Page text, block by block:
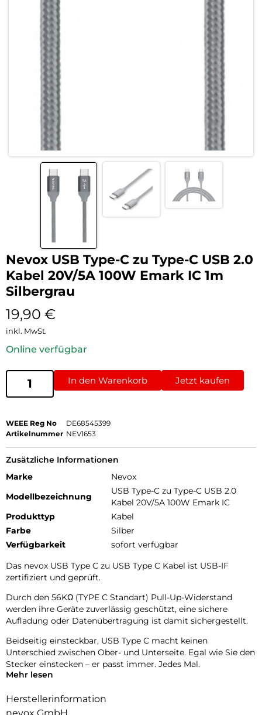
Nevox USB Type-C zu Type-C USB 2.0
Kabel 20V/5A 100W Emark IC 1m
Silbergrau
19,90 €
inkl. MwSt.
Online verfügbar
In den Warenkorb Jetzt kaufen
WEEE Reg No
DE68545399
Artikelnummer NEV1653
Zusätzliche Informationen
Marke
Nevox
Modellbezeichnung
USB Type-C zu Type-C USB 2.0
Kabel 20V/5A 100W Emark IC
Produkttyp
Kabel
Farbe
Silber
Verfügbarkeit
sofort verfügbar
Das nevox USB Type C zu USB Type C Kabel ist USB-IF
zertifiziert und geprüft.
Durch den 56KΩ (TYPE C Standart) Pull-Up-Widerstand
werden ihre Geräte zuverlässig geschützt, eine sichere
Aufladung oder Datenübertragung ist damit sichergestellt.
Beidseitig einsteckbar, USB Type C macht keinen
Unterschied zwischen Ober- und Unterseite. Egal wie Sie den
Stecker einstecken – er passt immer. Jedes Mal.
einem Stück gefertigt. Somit hat dieser keine Faltkanten
und ist damit langlebiger und robuster.
Mehr lesen
Herstellerinformation
nevox GmbH